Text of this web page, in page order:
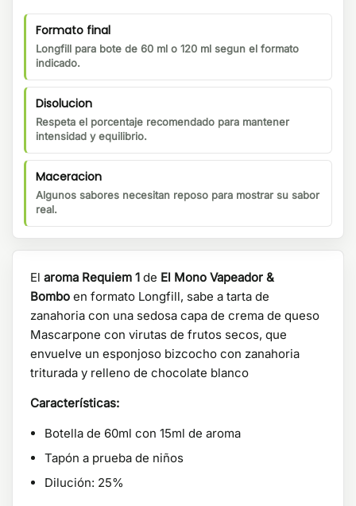
Formato final
Longfill para bote de 60 ml o 120 ml segun el formato
indicado.
Disolucion
Respeta el porcentaje recomendado para mantener
intensidad y equilibrio.
Maceracion
Algunos sabores necesitan reposo para mostrar su sabor
real.
El aroma Requiem 1 de El Mono Vapeador &
Bombo en formato Longfill, sabe a tarta de
zanahoria con una sedosa capa de crema de queso
Mascarpone con virutas de frutos secos, que
envuelve un esponjoso bizcocho con zanahoria
triturada y relleno de chocolate blanco
Características:
Botella de 60ml con 15ml de aroma
Tapón a prueba de niños
Dilución: 25%